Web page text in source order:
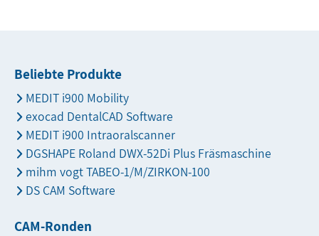
Beliebte Produkte
MEDIT i900 Mobility
exocad DentalCAD Software
MEDIT i900 Intraoralscanner
DGSHAPE Roland DWX-52Di Plus Fräsmaschine
mihm vogt TABEO-1/M/ZIRKON-100
DS CAM Software
CAM-Ronden